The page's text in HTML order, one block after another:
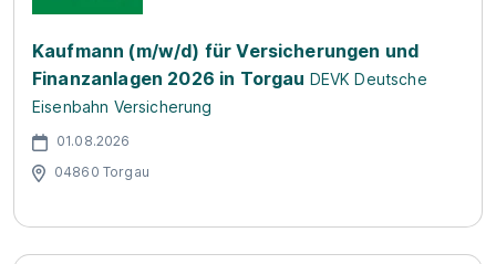
Kaufmann (m/w/d) für Versicherungen und
Finanzanlagen 2026 in Torgau DEVK Deutsche
Eisenbahn Versicherung
01.08.2026
04860 Torgau